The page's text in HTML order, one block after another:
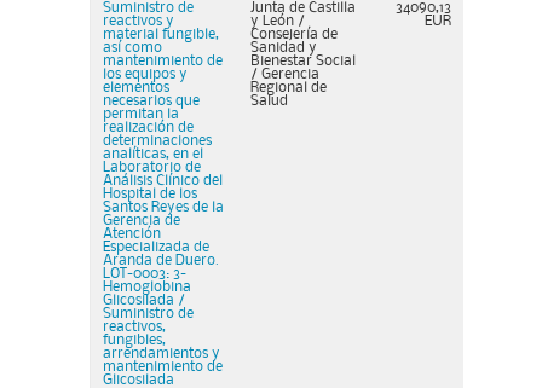
Suministro de
reactivos y
material fungible,
así como
mantenimiento de
los equipos y
elementos
necesarios que
permitan la
realización de
determinaciones
analíticas, en el
Laboratorio de
Análisis Clínico del
Hospital de los
Santos Reyes de la
Gerencia de
Atención
Especializada de
Aranda de Duero.
LOT-0003: 3-
Hemoglobina
Glicosilada /
Suministro de
reactivos,
fungibles,
arrendamientos y
mantenimiento de
Glicosilada
Junta de Castilla
y León /
Consejería de
Sanidad y
Bienestar Social
/ Gerencia
Regional de
Salud
34090,13
EUR